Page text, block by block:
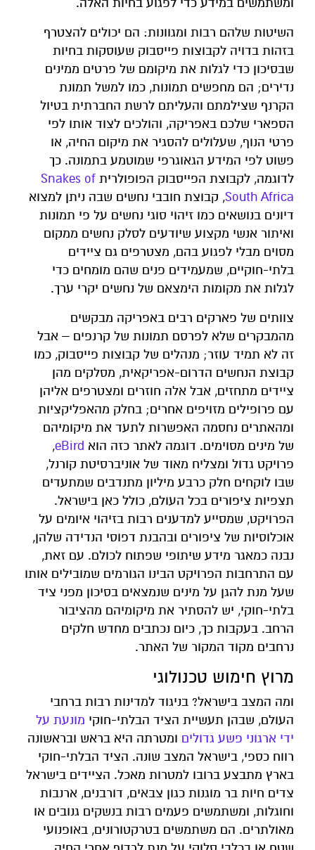
ומשתמשים במידע כדי לפגוע בחיות האלה.
השיטות שלהם רבות ומגוונות: הם יכולים להצטרף
בזהות בדויה לקבוצות פייסבוק שעוסקות בחיות
שבסיכון כדי לגלות את מיקומם של פרטים ממינים
נדירים; הם מחפשים תמונות, כמו למשל תמונת
הקרנף שצילמתם והעליתם לרשת החברתית בטיול
הספארי שלכם באפריקה, והולכים לצוד אותו לפי
פרטי הנוף, שעלולים להסגיר את מיקום החיה, או
פשוט לפי המידע הגאוגרפי שמוטמע בתמונה. כך
לדוגמה, לקבוצת הפייסבוק הפופולרית Snakes of
South Africa, קבוצת חובבי נחשים שבה ניתן למצוא
דיונים בנושאים כמו זיהוי סוגי נחשים על פי תמונות
ואיתור אנשי מקצוע שיודעים לסלק נחשים ממקום
מסוים מבלי לפגוע בהם, מצטרפים גם ציידים
בלתי-חוקיים, שמעמידים פנים שהם מומחים כדי
לגלות את מקומות הימצאם של נחשים יקרי ערך.
צוותים של פארקים רבים באפריקה מבקשים
מהמבקרים שלא לפרסם תמונות של קרנפים – אבל
זה לא תמיד עוזר; מנהלים של קבוצות פייסבוק, כמו
קבוצת הנחשים הדרום-אפריקאית, מסלקים מהן
ציידים מתחזים, אבל אלה חוזרים ומצטרפים אליהן
עם פרופילים מזויפים אחרים; בחלק מהאפליקציות
ומהאתרים נחסמה האפשרות לתעד את מיקומיהם
של מינים מסוימים. דוגמה לאתר כזה הוא eBird
,
פרויקט גדול ומצליח מאוד של אוניברסיטת קורנל,
שבו לוקחים חלק כרבע מיליון מתנדבים שמתעדים
תצפיות ציפורים בכל העולם, כולל כאן בישראל.
הפרויקט, שמסייע למדענים רבות בזיהוי איומים על
אוכלוסיות של ציפורים ובהבנת דפוסי הנדידה שלהן,
נבנה כמאגר מידע שיתופי שפתוח לכולם. עם זאת,
עם התרחבות הפרויקט הבינו הגורמים שמובילים אותו
שעל מנת להגן על מינים שנמצאים בסיכון מפני ציד
בלתי-חוקי, יש להסתיר את מיקומיהם מהציבור
הרחב. בעקבות כך, כיום נכתבים מחדש חלקים
נרחבים מקוד המקור של האתר.
מרוץ חימוש טכנולוגי
ומה המצב בישראל? בניגוד למדינות רבות ברחבי
העולם, שבהן תעשיית הציד הבלתי-חוקי מונעת על
ידי ארגוני פשע גדולים ומטרתה היא בראש ובראשונה
רווח כספי, בישראל המצב שונה. הציד הבלתי-חוקי
בארץ מתבצע ברובו למטרות מאכל. הציידים בישראל
צדים חיות בר מוגנות כגון צבאים, דורבנים, ארנבות
וחוגלות, ומשתמשים פעמים רבות בנשקים גנובים או
מאולתרים. הם משתמשים בטרקטורונים, באופנועי